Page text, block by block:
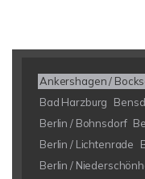
Ankershagen /
Bad Harzburg
Berlin / Bohnsdorf
Berlin / Lichtenrade
Berlin /